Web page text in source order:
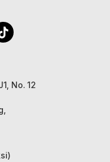
No. 12